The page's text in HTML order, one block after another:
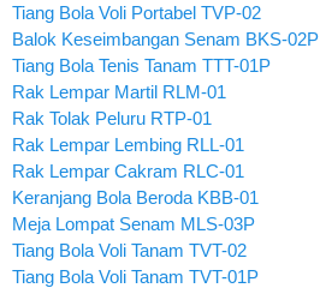
Tiang Bola Voli Portabel TVP-02
Balok Keseimbangan Senam BKS-02P
Tiang Bola Tenis Tanam TTT-01P
Rak Lempar Martil RLM-01
Rak Tolak Peluru RTP-01
Rak Lempar Lembing RLL-01
Rak Lempar Cakram RLC-01
Keranjang Bola Beroda KBB-01
Meja Lompat Senam MLS-03P
Tiang Bola Voli Tanam TVT-02
Tiang Bola Voli Tanam TVT-01P